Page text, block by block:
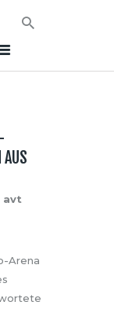
AUS
avt
Arena